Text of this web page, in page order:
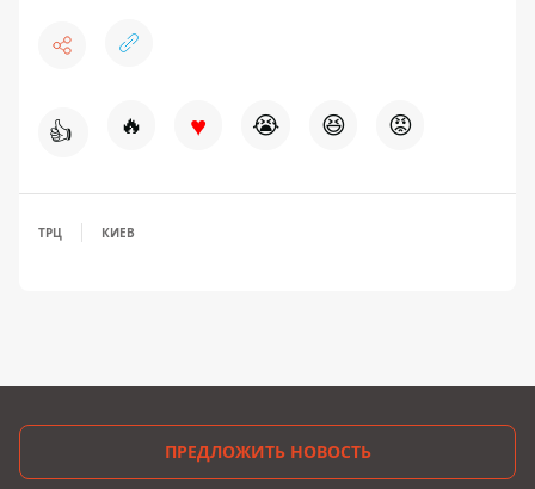
👍 🔥 ♥ 😭 😆 😡
ТРЦ КИЕВ
ПРЕДЛОЖИТЬ НОВОСТЬ